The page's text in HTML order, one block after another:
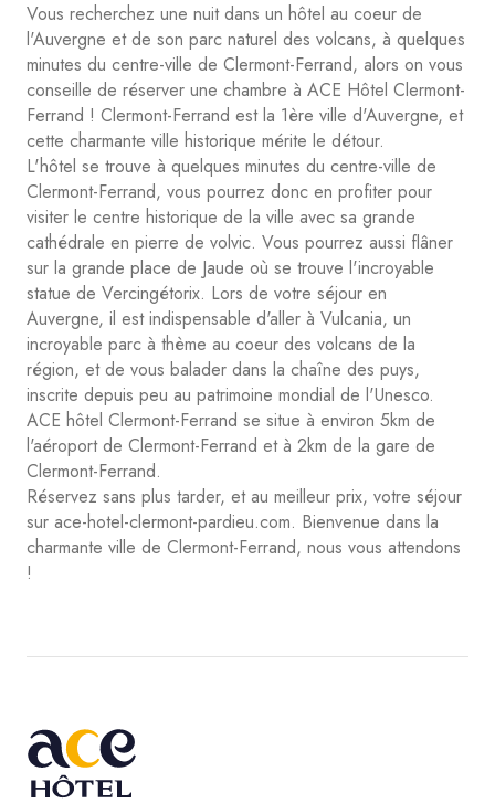
Vous recherchez une nuit dans un hôtel au coeur de
l'Auvergne et de son parc naturel des volcans, à quelques
minutes du centre-ville de Clermont-Ferrand, alors on vous
conseille de réserver une chambre à ACE Hôtel Clermont-
Ferrand ! Clermont-Ferrand est la 1ère ville d'Auvergne, et
cette charmante ville historique mérite le détour.
L'hôtel se trouve à quelques minutes du centre-ville de
Clermont-Ferrand, vous pourrez donc en profiter pour
visiter le centre historique de la ville avec sa grande
cathédrale en pierre de volvic. Vous pourrez aussi flâner
sur la grande place de Jaude où se trouve l'incroyable
statue de Vercingétorix. Lors de votre séjour en
Auvergne, il est indispensable d'aller à Vulcania, un
incroyable parc à thème au coeur des volcans de la
région, et de vous balader dans la chaîne des puys,
inscrite depuis peu au patrimoine mondial de l'Unesco.
ACE hôtel Clermont-Ferrand se situe à environ 5km de
l'aéroport de Clermont-Ferrand et à 2km de la gare de
Clermont-Ferrand.
Réservez sans plus tarder, et au meilleur prix, votre séjour
sur ace-hotel-clermont-pardieu.com. Bienvenue dans la
charmante ville de Clermont-Ferrand, nous vous attendons
!